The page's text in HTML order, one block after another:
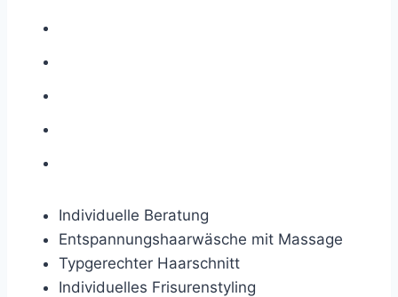
Individuelle Beratung
Entspannungshaarwäsche mit Massage
Typgerechter Haarschnitt
Individuelles Frisurenstyling